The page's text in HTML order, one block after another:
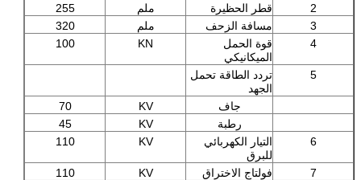
2
قطر الحظيرة ملم
255
3
مسافة الزحف ملم
320
4
قوة الحمل
الميكانيكي
KN
100
5
تردد الطاقة تحمل
الجهد
جاف
KV
70
رطبة
KV
45
6
التيار الكهربائي
للبرق
KV
110
7 فولتاج الاختراق KV
110